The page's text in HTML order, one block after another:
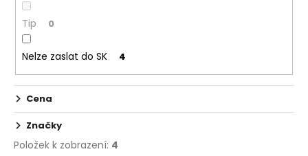
ůTip 0
Nelze zaslat do SK 4
Cena
Značky
Položek k zobrazení: 4